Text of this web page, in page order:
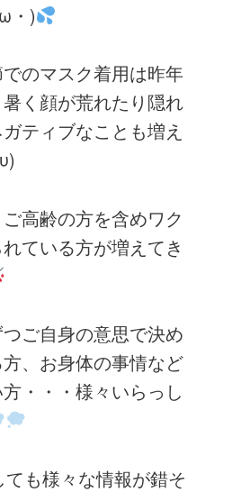
・)
のマスク着用は昨年
く顔が荒れたり隠れ
ティブなことも増え
高齢の方を含めワク
ている方が増えてき
ご自身の意思で決め
、お身体の事情など
・・・様々いらっし
ても様々な情報が錯そ